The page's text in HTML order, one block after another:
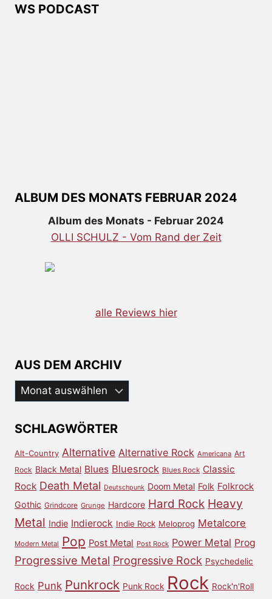
WS PODCAST
ALBUM DES MONATS FEBRUAR 2024
Album des Monats - Februar 2024
OLLI SCHULZ - Vom Rand der Zeit
alle Reviews hier
AUS DEM ARCHIV
Aus
dem
SCHLAGWÖRTER
Alt-Country Alternative Alternative Rock Americana Art
Rock Black Metal Blues Bluesrock Blues Rock Classic
Rock Death Metal Deutschpunk Doom Metal Folk Folkrock
Gothic Grindcore Grunge Hardcore Hard Rock Heavy
Metal Indie Indierock Indie Rock Meloprog Metalcore
Modern Metal Pop Post Metal Post Rock Power Metal Prog
Progressive Metal Progressive Rock Psychedelic
Rock Punk Punkrock Punk Rock Rock Rock'n'Roll